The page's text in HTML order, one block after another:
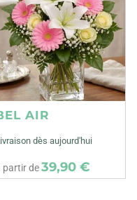
AIR
dès aujourd'hui
partir de39,90 €